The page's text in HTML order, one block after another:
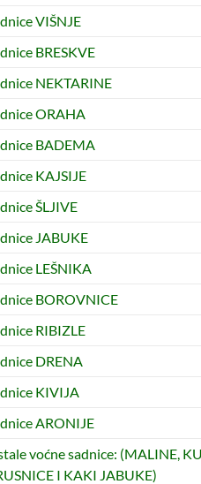
VIŠNJE
BRESKVE
NEKTARINE
ORAHA
BADEMA
KAJSIJE
ŠLJIVE
JABUKE
LEŠNIKA
BOROVNICE
RIBIZLE
DRENA
KIVIJA
ARONIJE
voćne sadnice: (MALINE,
I KAKI JABUKE)